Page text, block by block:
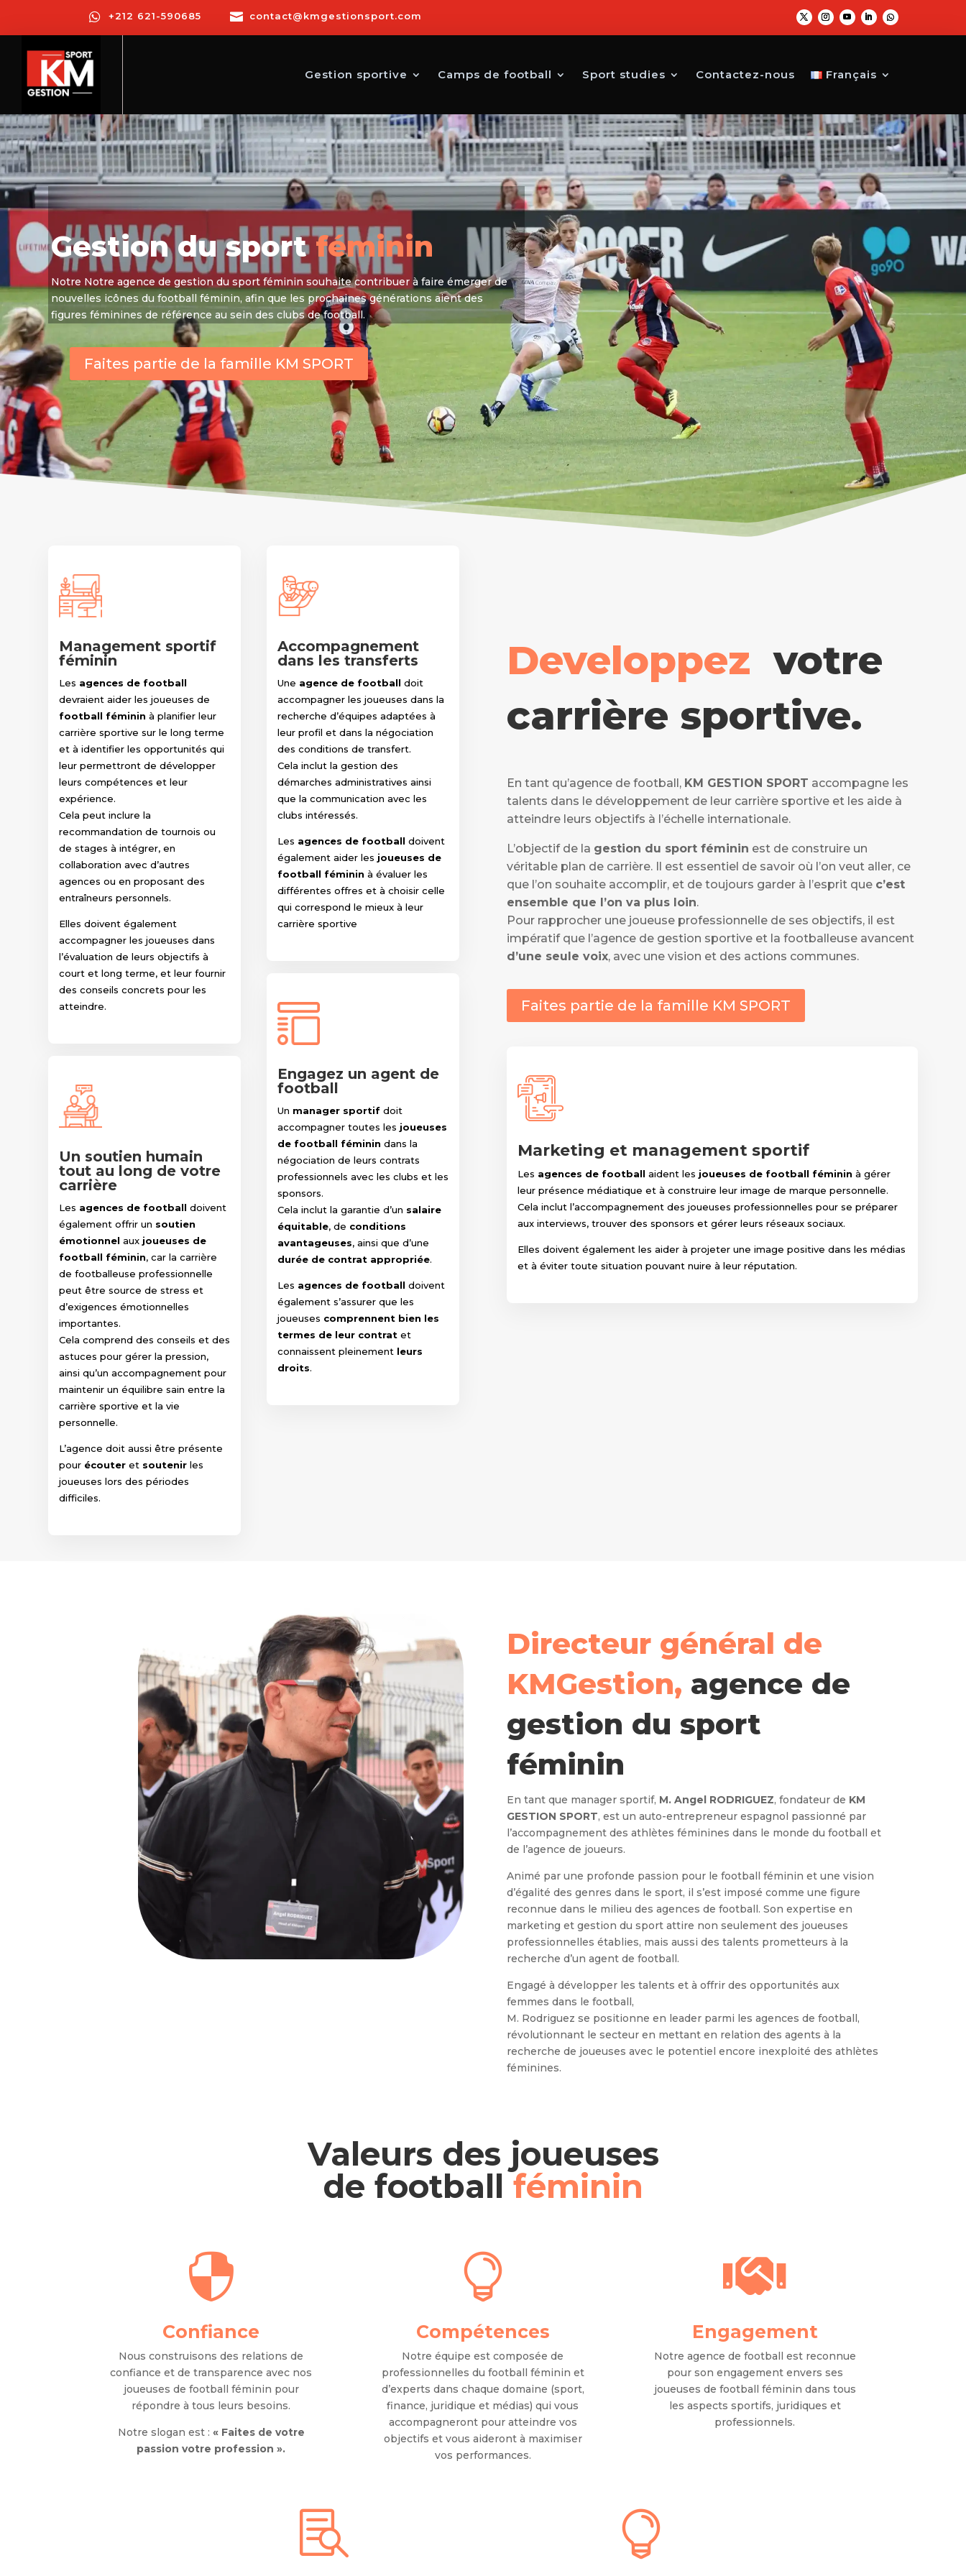
 +212 621-590685  contact@kmgestionsport.com
Gestion sportive Camps de football Sport studies Contactez-nous Français
Gestion du sport féminin
Notre Notre agence de gestion du sport féminin souhaite contribuer à faire émerger de
nouvelles icônes du football féminin, afin que les prochaines générations aient des
figures féminines de référence au sein des clubs de football.
Faites partie de la famille KM SPORT
Management sportif
féminin
Les agences de football
devraient aider les joueuses de
football féminin à planifier leur
carrière sportive sur le long terme
et à identifier les opportunités qui
leur permettront de développer
leurs compétences et leur
expérience.
Cela peut inclure la
recommandation de tournois ou
de stages à intégrer, en
collaboration avec d’autres
agences ou en proposant des
entraîneurs personnels.
Elles doivent également
accompagner les joueuses dans
l’évaluation de leurs objectifs à
court et long terme, et leur fournir
des conseils concrets pour les
atteindre.
Un soutien humain
tout au long de votre
carrière
Les agences de football doivent
également offrir un soutien
émotionnel aux joueuses de
football féminin, car la carrière
de footballeuse professionnelle
peut être source de stress et
d’exigences émotionnelles
importantes.
Cela comprend des conseils et des
astuces pour gérer la pression,
ainsi qu’un accompagnement pour
maintenir un équilibre sain entre la
carrière sportive et la vie
personnelle.
L’agence doit aussi être présente
pour écouter et soutenir les
joueuses lors des périodes
difficiles.
Accompagnement
dans les transferts
Une agence de football doit
accompagner les joueuses dans la
recherche d’équipes adaptées à
leur profil et dans la négociation
des conditions de transfert.
Cela inclut la gestion des
démarches administratives ainsi
que la communication avec les
clubs intéressés.
Les agences de football doivent
également aider les joueuses de
football féminin à évaluer les
différentes offres et à choisir celle
qui correspond le mieux à leur
carrière sportive
Engagez un agent de
football
Un manager sportifdoit
accompagner toutes les joueuses
de football féminin dans la
négociation de leurs contrats
professionnels avec les clubs et les
sponsors.
Cela inclut la garantie d’un salaire
équitable, de conditions
avantageuses, ainsi que d’une
durée de contrat appropriée.
Les agences de football doivent
également s’assurer que les
joueuses comprennent bien les
termes de leur contratet
connaissent pleinement leurs
droits.
Developpez votre
carrière sportive.
En tant qu’agence de football, KM GESTION SPORT accompagne les
talents dans le développement de leur carrière sportive et les aide à
atteindre leurs objectifs à l’échelle internationale.
L’objectif de la gestion du sport féminin est de construire un
véritable plan de carrière. Il est essentiel de savoir où l’on veut aller, ce
que l’on souhaite accomplir, et de toujours garder à l’esprit que c’est
ensemble que l’on va plus loin.
Pour rapprocher une joueuse professionnelle de ses objectifs, il est
impératif que l’agence de gestion sportive et la footballeuse avancent
d’une seule voix, avec une vision et des actions communes.
Faites partie de la famille KM SPORT
Marketing et management sportif
Les agences de football aident les joueuses de football féminin à gérer
leur présence médiatique et à construire leur image de marque personnelle.
Cela inclut l’accompagnement des joueuses professionnelles pour se préparer
aux interviews, trouver des sponsors et gérer leurs réseaux sociaux.
Elles doivent également les aider à projeter une image positive dans les médias
et à éviter toute situation pouvant nuire à leur réputation.
Directeur général de
KMGestion, agence de
gestion du sport
féminin
En tant que manager sportif, M. Angel RODRIGUEZ, fondateur de KM
GESTION SPORT, est un auto-entrepreneur espagnol passionné par
l’accompagnement des athlètes féminines dans le monde du football et
de l’agence de joueurs.
Animé par une profonde passion pour le football féminin et une vision
d’égalité des genres dans le sport, il s’est imposé comme une figure
reconnue dans le milieu des agences de football. Son expertise en
marketing et gestion du sport attire non seulement des joueuses
professionnelles établies, mais aussi des talents prometteurs à la
recherche d’un agent de football.
Engagé à développer les talents et à offrir des opportunités aux
femmes dans le football,
M. Rodriguez se positionne en leader parmi les agences de football,
révolutionnant le secteur en mettant en relation des agents à la
recherche de joueuses avec le potentiel encore inexploité des athlètes
féminines.
Valeurs des joueuses
de football féminin

Confiance
Nous construisons des relations de
confiance et de transparence avec nos
joueuses de football féminin pour
répondre à tous leurs besoins.
Notre slogan est : « Faites de votre
passion votre profession ».

Compétences
Notre équipe est composée de
professionnelles du football féminin et
d’experts dans chaque domaine (sport,
finance, juridique et médias) qui vous
accompagneront pour atteindre vos
objectifs et vous aideront à maximiser
vos performances.

Engagement
Notre agence de football est reconnue
pour son engagement envers ses
joueuses de football féminin dans tous
les aspects sportifs, juridiques et
professionnels.
 